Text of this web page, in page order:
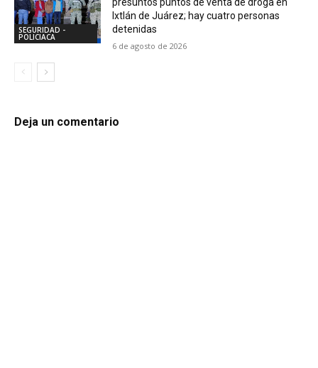
SEGURIDAD -
POLICIACA
Ixtlán de Juárez; hay cuatro personas
detenidas
6 de agosto de 2026
Deja un comentario